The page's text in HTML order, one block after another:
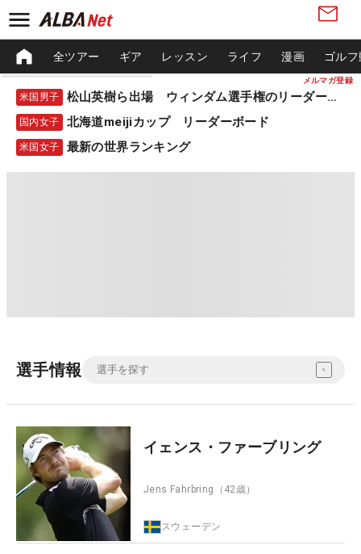
メルマガ登録
全ツアー ギア レッスン ライフ 漫画 ゴル
米国男子 松山英樹ら出場 ウィンダム選手権のリーダーボード
国内女子 北海道meijiカップ リーダーボード
米国女子 最新の世界ランキング
選手情報
イェンス・ファーブリング
Jens Fahrbring （42歳）
スウェーデン